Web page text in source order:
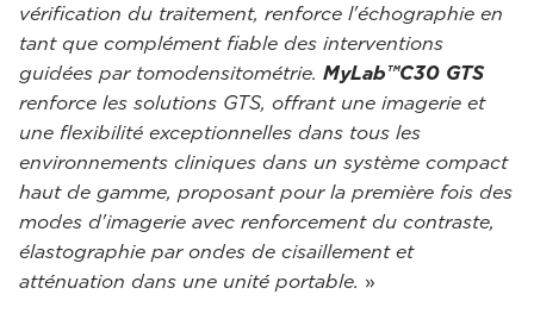
vérification du traitement, renforce l'échographie en
tant que complément fiable des interventions
guidées par tomodensitométrie. MyLab™C30 GTS
renforce les solutions GTS, offrant une imagerie et
une flexibilité exceptionnelles dans tous les
environnements cliniques dans un système compact
haut de gamme, proposant pour la première fois des
modes d'imagerie avec renforcement du contraste,
élastographie par ondes de cisaillement et
atténuation dans une unité portable. »